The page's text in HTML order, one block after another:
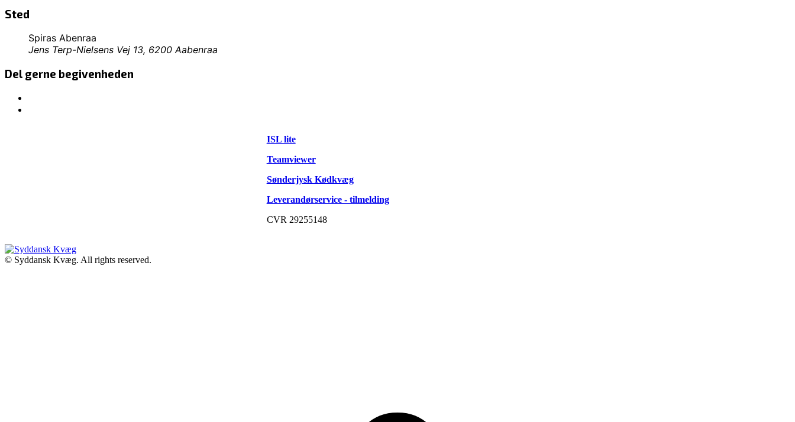
Sted
Spiras Abenraa
Jens Terp-Nielsens Vej 13, 6200 Aabenraa
Del gerne begivenheden
ISL lite
Teamviewer
Sønderjysk Kødkvæg
Leverandørservice - tilmelding
CVR 29255148
© Syddansk Kvæg. All rights reserved.